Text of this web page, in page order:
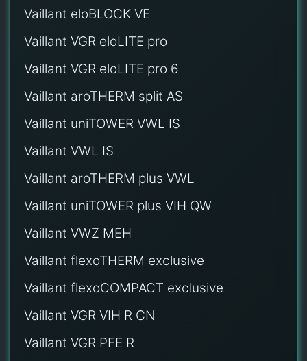
Vaillant eloBLOCK VE
Vaillant VGR eloLITE pro
Vaillant VGR eloLITE pro 6
Vaillant aroTHERM split AS
Vaillant uniTOWER VWL IS
Vaillant VWL IS
Vaillant aroTHERM plus VWL
Vaillant uniTOWER plus VIH QW
Vaillant VWZ MEH
Vaillant flexoTHERM exclusive
Vaillant flexoCOMPACT exclusive
Vaillant VGR VIH R CN
Vaillant VGR PFE R